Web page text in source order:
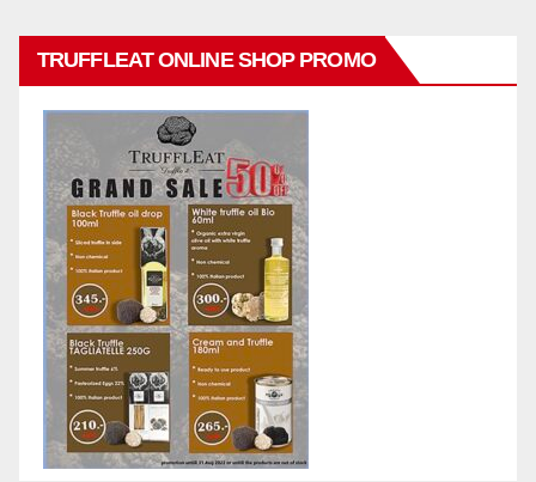
TRUFFLEAT ONLINE SHOP PROMO